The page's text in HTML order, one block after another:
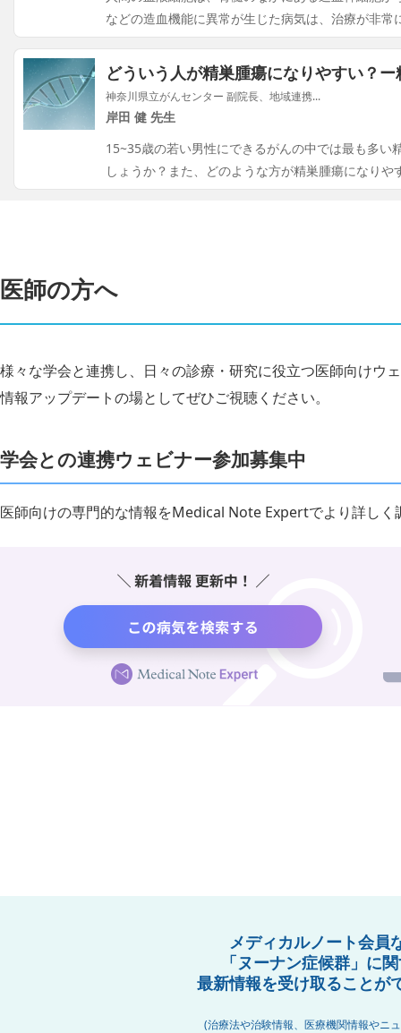
などの造血機能に異常が生じた病気は、治療が非常
どういう人が精巣腫瘍になりやすい？
神奈川県立がんセンター 副院長、地域連携...
岸田 健 先生
15~35歳の若い男性にできるがんの中では最も多い
しょうか？また、どのような方が精巣腫瘍になりや
医師の方へ
様々な学会と連携し、日々の診療・研究に役立つ医師向けウ
情報アップデートの場としてぜひご視聴ください。
学会との連携ウェビナー参加募集中
医師向けの専門的な情報をMedical Note Expertでより詳しく
メディカルノート会員
「ヌーナン症候群」に
最新情報を受け取ることが
(治療法や治験情報、医療機関情報やニ